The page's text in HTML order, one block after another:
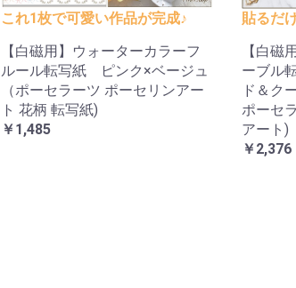
これ1枚で可愛い作品が完成♪
【白磁用】ウォーターカラーフ
ルール転写紙 ピンク×ベージュ
（ポーセラーツ ポーセリンアー
ト 花柄 転写紙)
￥1,485
貼るだ
【白磁
ーブル
ド＆ク
ポーセ
アート)
￥2,376